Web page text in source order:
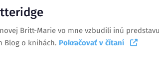
Britt-Marie vo mne vzbudili inú
Blog o knihách. Pokračovať v čítaní